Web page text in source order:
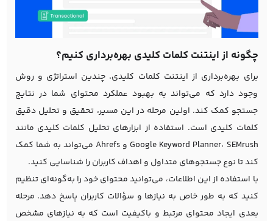
چگونه از اینتنت کلمات کلیدی بهره‌برداری کنیم؟
برای بهره‌برداری از اینتنت کلمات کلیدی، چندین استراتژی و روش
وجود دارد که می‌تواند به بهبود عملکرد محتوای شما در نتایج
جستجو کمک کند. اولین مرحله در این مسیر، تحقیق و تحلیل دقیق
کلمات کلیدی است. استفاده از ابزارهای تحلیل کلمات کلیدی مانند
Google Keyword Planner، SEMrush و Ahrefs می‌تواند به شما کمک
کند تا نوع جستجوهای متداول و اهداف کاربران را شناسایی کنید.
با استفاده از این اطلاعات، می‌توانید محتوای خود را به‌گونه‌ای تنظیم
کنید که به طور خاص به نیازها و سؤالات کاربران پاسخ دهد. مرحله
بعدی ایجاد محتوای مرتبط و باکیفیت است که به نیازهای مشخص